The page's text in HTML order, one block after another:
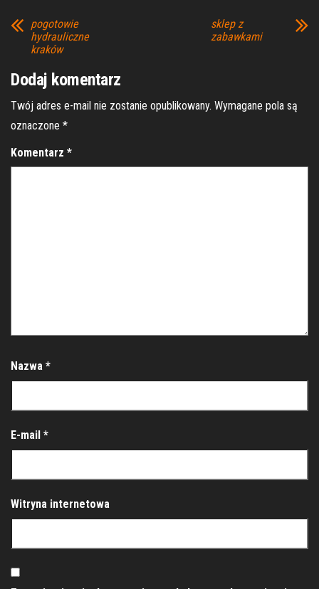
pogotowie
hydrauliczne
kraków
sklep z
zabawkami
Dodaj komentarz
Twój adres e-mail nie zostanie opublikowany. Wymagane pola są
oznaczone *
Komentarz *
Nazwa *
E-mail *
Witryna internetowa